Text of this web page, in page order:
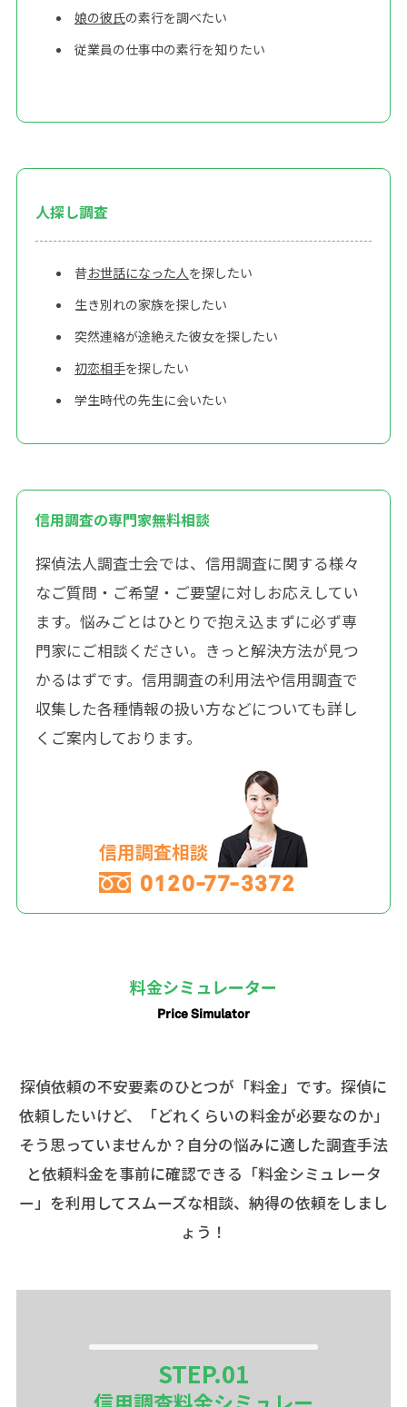
娘の彼氏の素行を調べたい
従業員の仕事中の素行を知りたい
人探し調査
昔お世話になった人を探したい
生き別れの家族を探したい
突然連絡が途絶えた彼女を探したい
初恋相手を探したい
学生時代の先生に会いたい
信用調査の専門家無料相談
探偵法人調査士会では、信用調査に関する様々
なご質問・ご希望・ご要望に対しお応えしてい
ます。悩みごとはひとりで抱え込まずに必ず専
門家にご相談ください。きっと解決方法が見つ
かるはずです。信用調査の利用法や信用調査で
収集した各種情報の扱い方などについても詳し
くご案内しております。
信用調査相談
0120-77-3372
料金シミュレーター
Price Simulator
探偵依頼の不安要素のひとつが「料金」です。探偵に
依頼したいけど、「どれくらいの料金が必要なのか」
そう思っていませんか？自分の悩みに適した調査手法
と依頼料金を事前に確認できる「料金シミュレータ
ー」を利用してスムーズな相談、納得の依頼をしまし
ょう！
STEP.01